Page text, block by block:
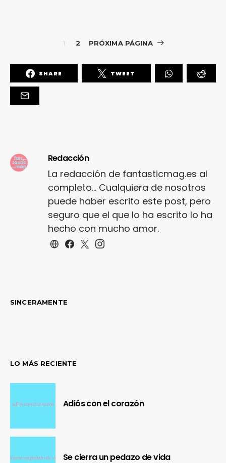
1 2 PRÓXIMA PÁGINA
SHARE TWEET
Redacción
La redacción de fantasticmag.es al
completo... Cualquiera de nosotros
puede haber escrito este post, pero
seguro que el que lo ha escrito lo ha
hecho con mucho amor.
SINCERAMENTE
LO MÁS RECIENTE
Adiós con el corazón
Se cierra un pedazo de vida